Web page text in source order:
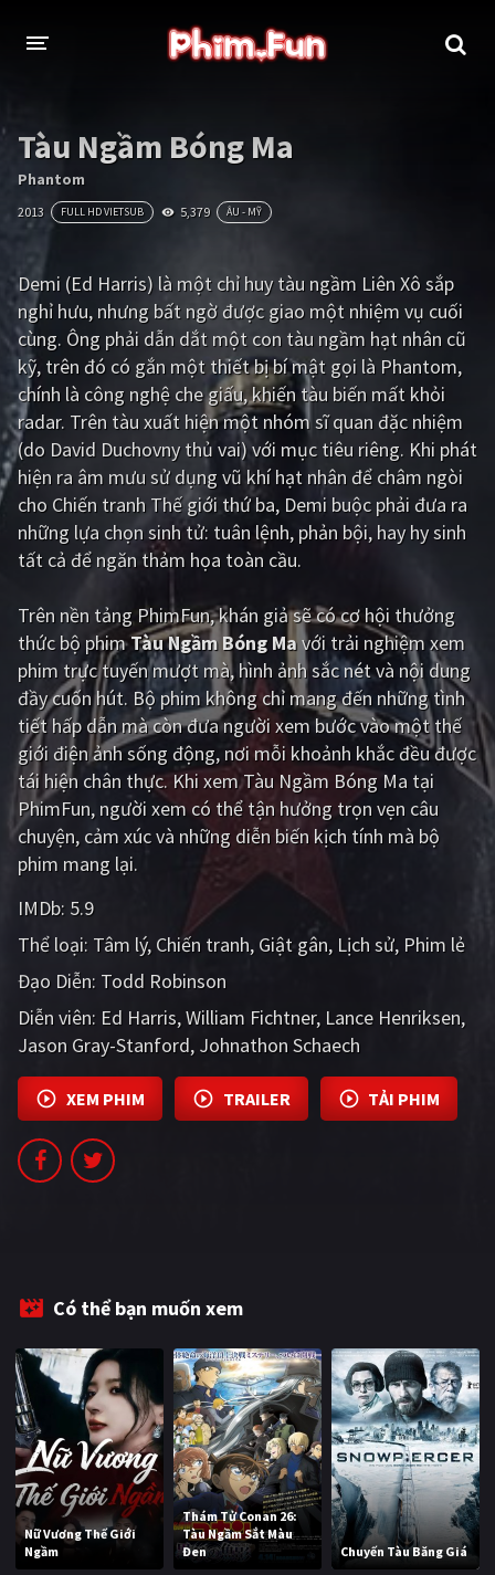
THỂ LOẠI
Thần thoại - Cổ trang
Tâm lý Chiến tranh
Kinh dị Tội phạm - Hình sự
Phiêu lưu Hài hước
Viễn tưởng Khoa học - Tài liệu
Hoạt hình Thể thao
Tình cảm - Lãng mạn Kỳ ảo
Giật gân Gia đình
Viễn Tây Tiểu sử
GameShow DramaTV
QUỐC GIA
Âu - Mỹ Trung Quốc - Hồng Kông
Hàn Quốc Nhật Bản
Ấn Độ
Tổng hợp
CẬP NHẬT
PHIM MỚI
PHIM BỘ
PHIM LẺ
PHIM CHIẾU RẠP
TUYỂN TẬP PHIM
Tàu Ngầm Bóng Ma
Phantom
2013 FULL HD VIETSUB 5,379 ÂU - MỸ
Demi (Ed Harris) là một chỉ huy tàu ngầm Liên Xô sắp
nghỉ hưu, nhưng bất ngờ được giao một nhiệm vụ cuối
cùng. Ông phải dẫn dắt một con tàu ngầm hạt nhân cũ
kỹ, trên đó có gắn một thiết bị bí mật gọi là Phantom,
chính là công nghệ che giấu, khiến tàu biến mất khỏi
radar. Trên tàu xuất hiện một nhóm sĩ quan đặc nhiệm
(do David Duchovny thủ vai) với mục tiêu riêng. Khi phát
hiện ra âm mưu sử dụng vũ khí hạt nhân để châm ngòi
cho Chiến tranh Thế giới thứ ba, Demi buộc phải đưa ra
những lựa chọn sinh tử: tuân lệnh, phản bội, hay hy sinh
tất cả để ngăn thảm họa toàn cầu.
Trên nền tảng PhimFun, khán giả sẽ có cơ hội thưởng
thức bộ phimTàu Ngầm Bóng Mavới trải nghiệm xem
phim trực tuyến mượt mà, hình ảnh sắc nét và nội dung
đầy cuốn hút. Bộ phim không chỉ mang đến những tình
tiết hấp dẫn mà còn đưa người xem bước vào một thế
giới điện ảnh sống động, nơi mỗi khoảnh khắc đều được
tái hiện chân thực. Khi xem Tàu Ngầm Bóng Ma tại
PhimFun, người xem có thể tận hưởng trọn vẹn câu
chuyện, cảm xúc và những diễn biến kịch tính mà bộ
phim mang lại.
IMDb: 5.9
Thể loại: Tâm lý Chiến tranh Giật gân Lịch sử Phim lẻ
Đạo Diễn: Todd Robinson
Diễn viên: Ed Harris William Fichtner Lance Henriksen
Jason Gray-Stanford Johnathon Schaech
XEM PHIM TRAILER TẢI PHIM
Có thể bạn muốn xem
Nữ Vương Thế Giới
Ngầm
Thám Tử Conan 26:
Tàu Ngầm Sắt Màu
Đen
Chuyến Tàu Băng Giá